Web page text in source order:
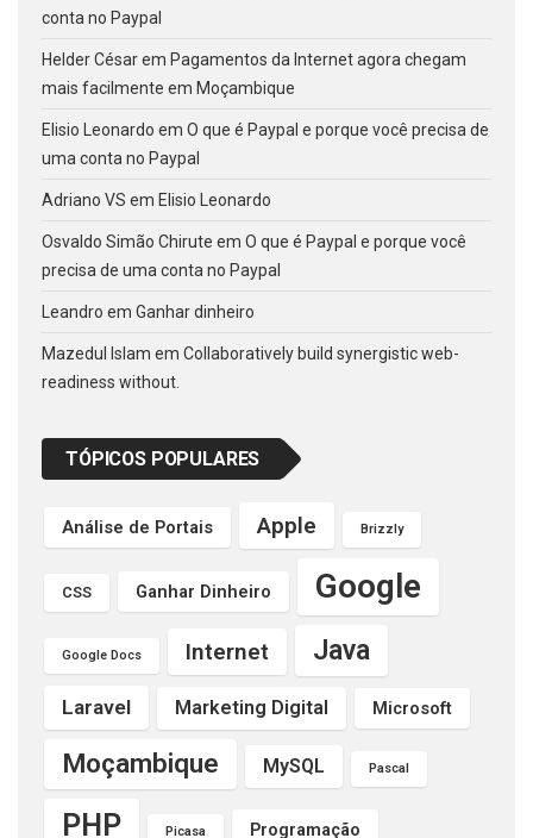
conta no Paypal
Helder Césarem Pagamentos da Internet agora chegam
mais facilmente em Moçambique
Elisio Leonardo em O que é Paypal e porque você precisa de
uma conta no Paypal
Adriano VS em Elisio Leonardo
Osvaldo Simão Chirute em O que é Paypal e porque você
precisa de uma conta no Paypal
Leandro em Ganhar dinheiro
Mazedul Islam em Collaboratively build synergistic web-
readiness without.
TÓPICOS POPULARES
Análise de Portais Apple Brizzly
CSS Ganhar Dinheiro Google
Google Docs Internet Java
Laravel Marketing Digital Microsoft
Moçambique MySQL Pascal
PHP Picasa Programação